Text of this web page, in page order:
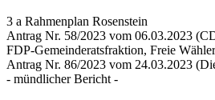
3 a Rahmenplan Rosenstein
Antrag Nr. 58/2023 vom 06.03.2023
FDP-Gemeinderatsfraktion, Freie
Antrag Nr. 86/2023 vom 24.03.2023
- mündlicher Bericht -